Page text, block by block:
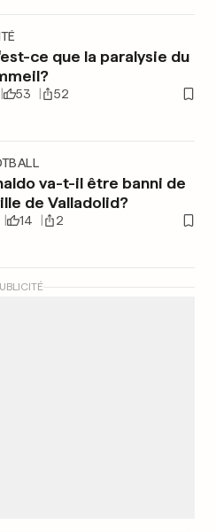
ce que la paralysie du
53 52
va-t-il être banni de
de Valladolid?
14 2